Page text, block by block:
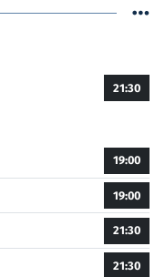
21:30
19:00
19:00
21:30
21:30